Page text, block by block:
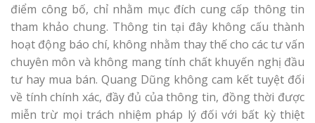
điểm công bố, chỉ nhằm mục đích cung cấp thông tin
tham khảo chung. Thông tin tại đây không cấu thành
hoạt động báo chí, không nhằm thay thế cho các tư vấn
chuyên môn và không mang tính chất khuyến nghị đầu
tư hay mua bán. Quang Dũng không cam kết tuyệt đối
về tính chính xác, đầy đủ của thông tin, đồng thời được
miễn trừ mọi trách nhiệm pháp lý đối với bất kỳ thiệt